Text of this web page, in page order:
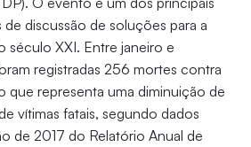
discussão de soluções para a
século XXI. Entre janeiro e
registradas 256 mortes contra
que representa uma diminuição de
vítimas fatais, segundo dados
de 2017 do Relatório Anual de